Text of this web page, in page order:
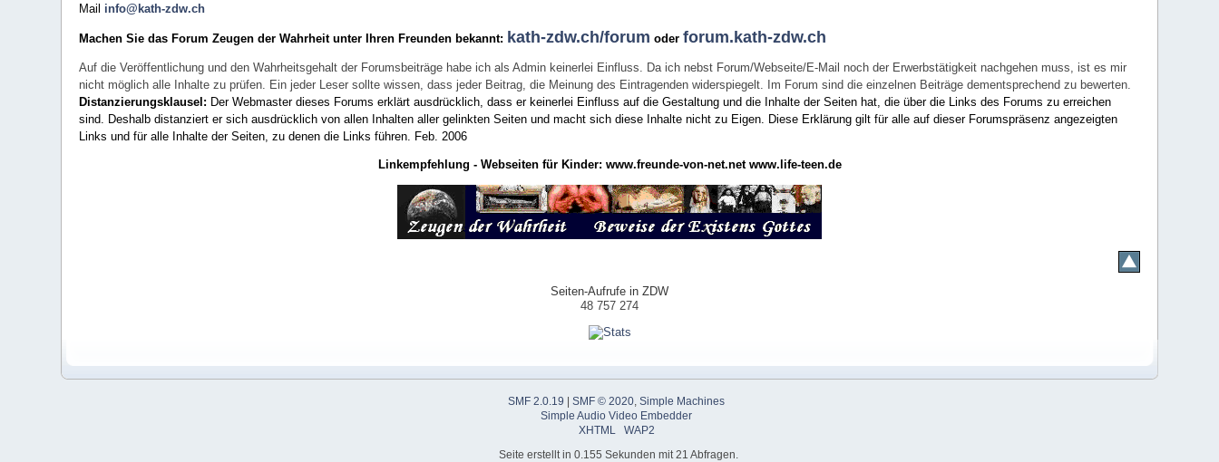
Mail info@kath-zdw.ch
Machen Sie das Forum Zeugen der Wahrheit unter Ihren Freunden bekannt: kath-zdw.ch/forum oderforum.kath-zdw.ch
Auf die Veröffentlichung und den Wahrheitsgehalt der Forumsbeiträge habe ich als Admin keinerlei Einfluss. Da ich nebst Forum/Webseite/E-Mail noch der Erwerbstätigkeit nachgehen muss, ist es mir
nicht möglich alle Inhalte zu prüfen. Ein jeder Leser sollte wissen, dass jeder Beitrag, die Meinung des Eintragenden widerspiegelt. Im Forum sind die einzelnen Beiträge dementsprechend zu bewerten.
Distanzierungsklausel: Der Webmaster dieses Forums erklärt ausdrücklich, dass er keinerlei Einfluss auf die Gestaltung und die Inhalte der Seiten hat, die über die Links des Forums zu erreichen
sind. Deshalb distanziert er sich ausdrücklich von allen Inhalten aller gelinkten Seiten und macht sich diese Inhalte nicht zu Eigen. Diese Erklärung gilt für alle auf dieser Forumspräsenz angezeigten
Links und für alle Inhalte der Seiten, zu denen die Links führen. Feb. 2006
Linkempfehlung - Webseiten für Kinder: www.freunde-von-net.net www.life-teen.de
Seiten-Aufrufe in ZDW
48 757 274
SMF 2.0.19 SMF © 2020 Simple Machines
Simple Audio Video Embedder
XHTML
WAP2
Seite erstellt in 0.155 Sekunden mit 21 Abfragen.